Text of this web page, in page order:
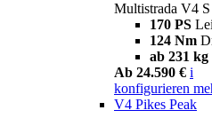
Multistrada V4 S
170 PS
124 Nm
ab 231 kg
Ab 24.590 € i
konfigurieren
V4 Pikes Peak